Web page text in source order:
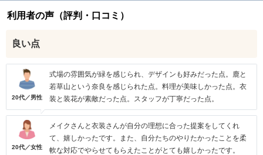
利用者の声（評判・口コミ）
良い点
20代／男性
式場の雰囲気が緑を感じられ、デザインも好みだった点。鹿と
若草山という奈良を感じられた点。料理が美味しかった点。衣
装と装花が素敵だった点。スタッフが丁寧だった点。
20代／女性
メイクさんと衣装さんが自分の理想に合った提案をしてくれ
て、嬉しかったです。また、自分たちのやりたかったことを柔
軟な対応でやらせてもらえたことがとても嬉しかったです。